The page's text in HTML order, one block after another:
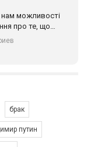
нам можливості
про те, що
ми
рівності та
підрозділи
брак
путин